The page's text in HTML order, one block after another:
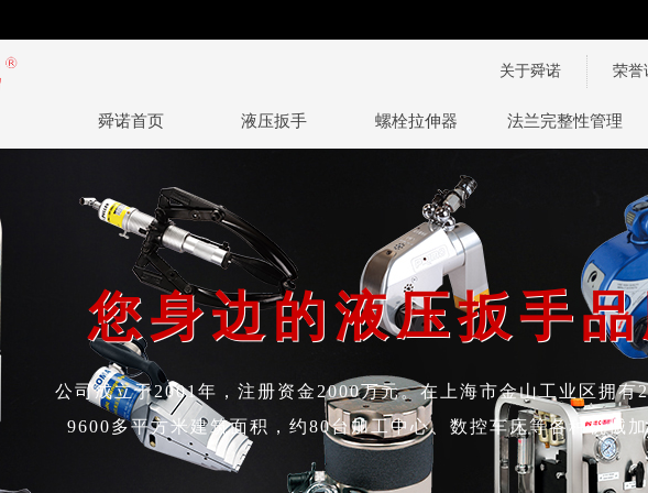
公司成立于2001年，注册资金2000万元。在上海市金山工业区拥有
9600多平方米建筑面积，约80台加工中心、数控车床等各种机械加
您身边的液压扳手品
您身边的液压扳手品
舜诺首页 液压扳手 螺栓拉伸器 法兰完整性管理技
关于舜诺 荣誉